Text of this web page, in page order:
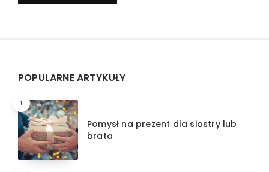
Widgets
POPULARNE ARTYKUŁY
1
Pomysł na prezent dla siostry lub
brata